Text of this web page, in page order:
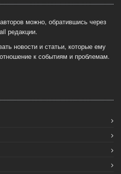
можно, обратившись через
редакции.
новости и статьи, которые ему
к событиям и проблемам.